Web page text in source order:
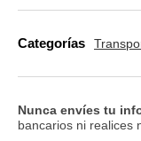
Categorías
Nunca envíes tu
bancarios ni realices